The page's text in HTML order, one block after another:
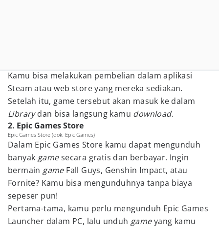
Kamu bisa melakukan pembelian dalam aplikasi
Steam atau web store yang mereka sediakan.
Setelah itu, game tersebut akan masuk ke dalam
Librarydan bisa langsung kamu download.
2. Epic Games Store
Epic Games Store (dok. Epic Games)
Dalam Epic Games Store kamu dapat mengunduh
banyak gamesecara gratis dan berbayar. Ingin
bermain game Fall Guys, Genshin Impact, atau
Fornite? Kamu bisa mengunduhnya tanpa biaya
sepeser pun!
Pertama-tama, kamu perlu mengunduh Epic Games
Launcher dalam PC, lalu unduh gameyang kamu